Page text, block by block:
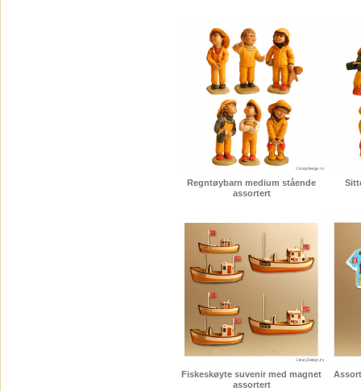
Regntøybarn medium stående
assortert
Fiskeskøyte suvenir med magnet
assortert